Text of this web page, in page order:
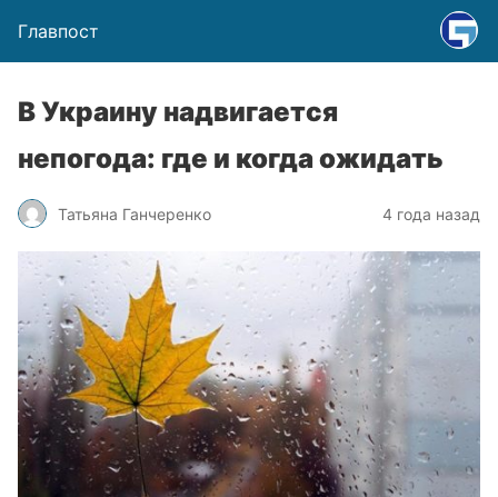
Главпост
В Украину надвигается
непогода: где и когда ожидать
Татьяна Ганчеренко 4 года назад